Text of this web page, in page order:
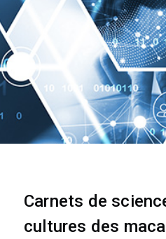
Carnets de
cultures des